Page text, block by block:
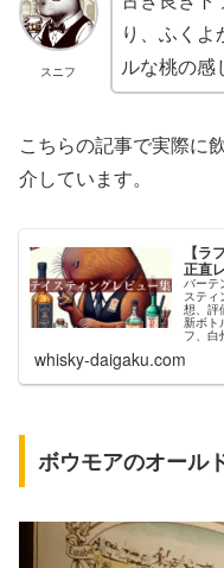
スニフ
り、ふく
ルな桃の感
こちらの記事で実際に
介しています。
【ラ
正直
バーテ
スティ
想、評
新ボト
フ、白
whisky-daigaku.com
ボウモアのオール